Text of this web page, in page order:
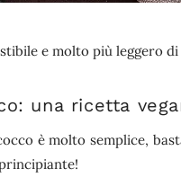
e molto più leggero
una ricetta
è molto semplice,